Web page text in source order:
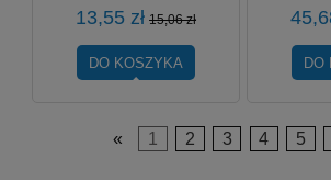
13,55 zł 15,06 zł
DO KOSZYKA
ich
DO
« 1 2 3 4 5